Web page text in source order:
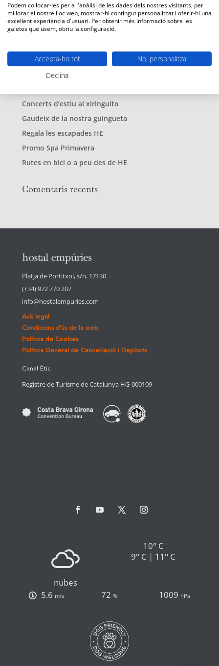
Concerts d’estiu al xiringuito
Gaudeix de la nostra guingueta
Regala les escapades HE
Promo Spa Primavera
Rutes en bici o a peu des de HE
Comentaris recents
Platja de Portitxol, s/n. 17130
(+34) 972 770 207
info@hostalempuries.com
Avís legal
Condicions d'ús de la web
Política de Cookies
Política General de Cancel·lació i Depòsits
Canal Ètic
Registre de Turisme de Catalunya HG-000109
nubes
10° C
9° C | 11° C
5.6 m/s 72% 1009 hPa
Podem col·locar-les per a l'anàlisi de les dades dels nostres visitants, per
millorar el nostre lloc web, mostrar-hi contingut personalitzat i oferir-hi una
excel·lent experiència d'usuari. Per obtenir més informació sobre les
galetes que usem, obriu la configuració.
Accepta-ho tot
No, personalitza
Declina